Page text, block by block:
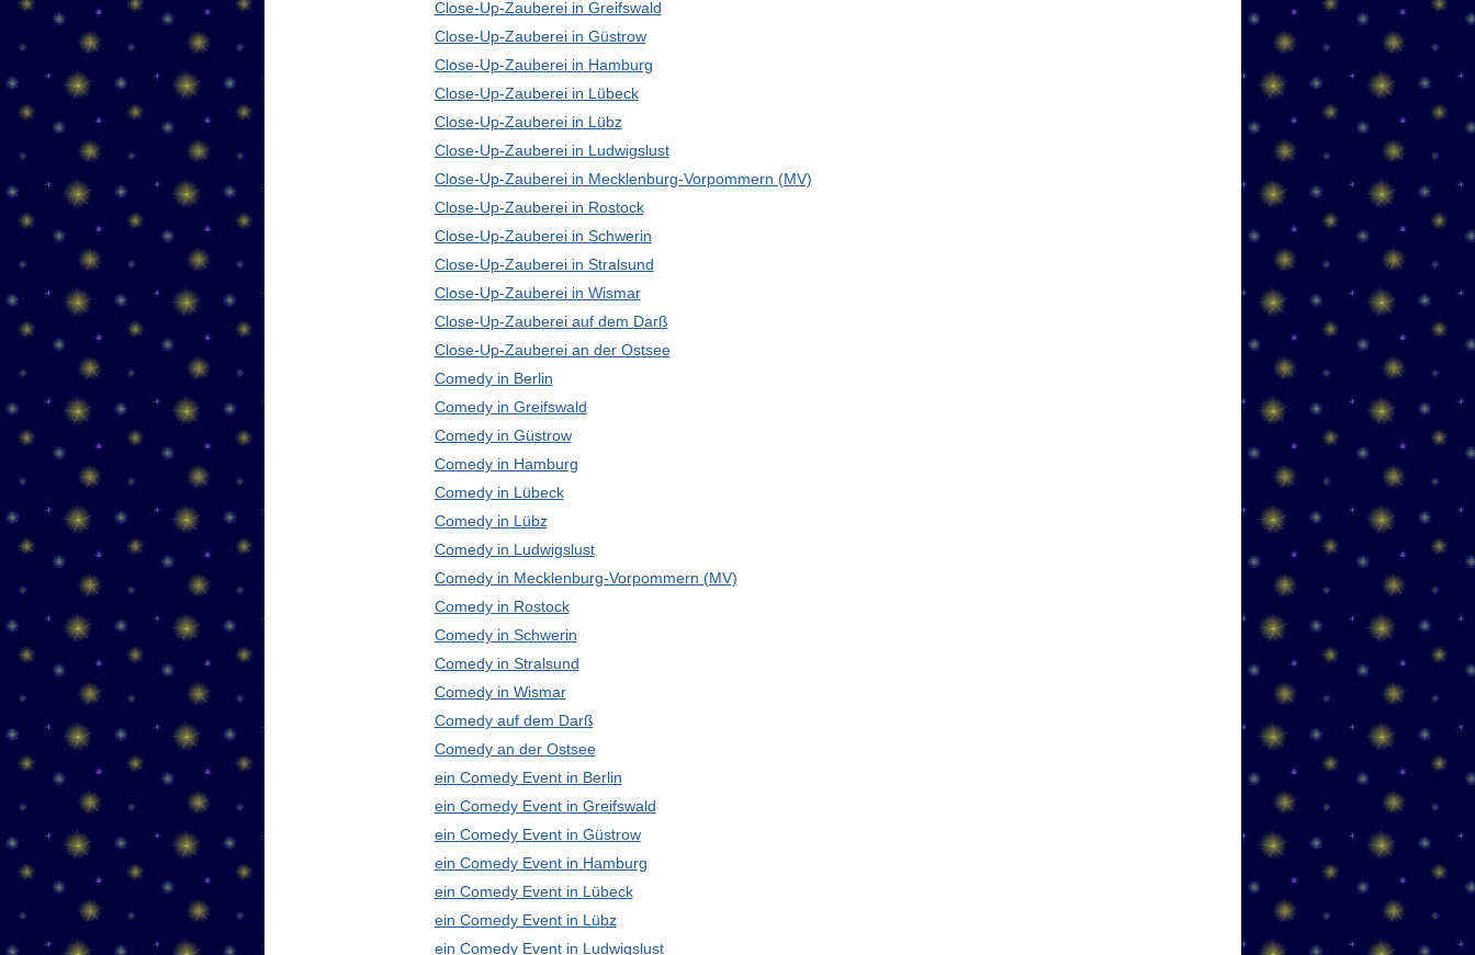
Close-Up-Zauberei in Greifswald
Close-Up-Zauberei in Güstrow
Close-Up-Zauberei in Hamburg
Close-Up-Zauberei in Lübeck
Close-Up-Zauberei in Lübz
Close-Up-Zauberei in Ludwigslust
Close-Up-Zauberei in Mecklenburg-Vorpommern (MV)
Close-Up-Zauberei in Rostock
Close-Up-Zauberei in Schwerin
Close-Up-Zauberei in Stralsund
Close-Up-Zauberei in Wismar
Close-Up-Zauberei auf dem Darß
Close-Up-Zauberei an der Ostsee
Comedy in Berlin
Comedy in Greifswald
Comedy in Güstrow
Comedy in Hamburg
Comedy in Lübeck
Comedy in Lübz
Comedy in Ludwigslust
Comedy in Mecklenburg-Vorpommern (MV)
Comedy in Rostock
Comedy in Schwerin
Comedy in Stralsund
Comedy in Wismar
Comedy auf dem Darß
Comedy an der Ostsee
ein Comedy Event in Berlin
ein Comedy Event in Greifswald
ein Comedy Event in Güstrow
ein Comedy Event in Hamburg
ein Comedy Event in Lübeck
ein Comedy Event in Lübz
ein Comedy Event in Ludwigslust